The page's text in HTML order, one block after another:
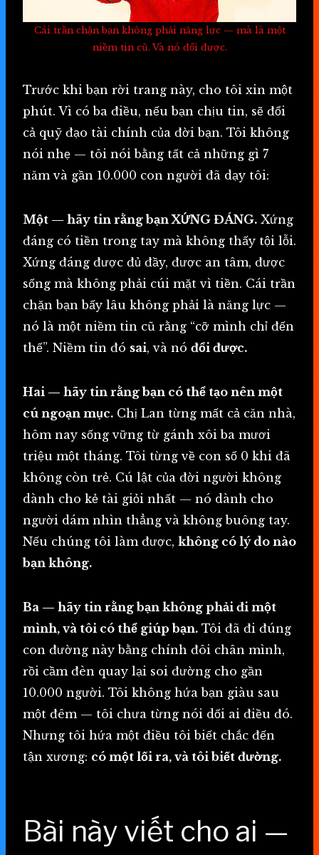
Cái trần chặn bạn không phải năng lực — mà là một
niềm tin cũ. Và nó đổi được.
Trước khi bạn rời trang này, cho tôi xin một
phút. Vì có ba điều, nếu bạn chịu tin, sẽ đổi
cả quỹ đạo tài chính của đời bạn. Tôi không
nói nhẹ — tôi nói bằng tất cả những gì 7
năm và gần 10.000 con người đã dạy tôi:
Một — hãy tin rằng bạn XỨNG ĐÁNG. Xứng
đáng có tiền trong tay mà không thấy tội lỗi.
Xứng đáng được đủ đầy, được an tâm, được
sống mà không phải cúi mặt vì tiền. Cái trần
chặn bạn bấy lâu không phải là năng lực —
nó là một niềm tin cũ rằng “cỡ mình chỉ đến
thế”. Niềm tin đó sai, và nó đổi được.
Hai — hãy tin rằng bạn có thể tạo nên một
cú ngoạn mục. Chị Lan từng mất cả căn nhà,
hôm nay sống vững từ gánh xôi ba mươi
triệu một tháng. Tôi từng về con số 0 khi đã
không còn trẻ. Cú lật của đời người không
dành cho kẻ tài giỏi nhất — nó dành cho
người dám nhìn thẳng và không buông tay.
Nếu chúng tôi làm được, không có lý do nào
bạn không.
Ba — hãy tin rằng bạn không phải đi một
mình, và tôi có thể giúp bạn. Tôi đã đi đúng
con đường này bằng chính đôi chân mình,
rồi cầm đèn quay lại soi đường cho gần
10.000 người. Tôi không hứa bạn giàu sau
một đêm — tôi chưa từng nói dối ai điều đó.
Nhưng tôi hứa một điều tôi biết chắc đến
tận xương: có một lối ra, và tôi biết đường.
Bài này viết cho ai —